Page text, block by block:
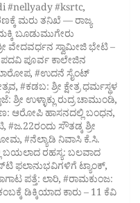
#nellyady #ksrtc,
ಮರು ತನಿಖೆ — ರಾಜ್ಯ
ಬೂಡುಮುಗೇರು
ವೇದವರ್ಧನ ಸ್ವಾಮೀಜಿ ಭೇಟಿ –
ಪೂರ್ವ ಕಾಲೇಜಿನ
,#ಉದನೆ ಸೈಂಟ್
,#ಕಡಬ: ಶ್ರೀ ಕ್ಷೇತ್ರ ಧರ್ಮಸ್ಥಳ
ಶ್ರೀ ಉಳ್ಳಾಕ್ಲು ರುದ್ರ ಚಾಮುಂಡಿ,
ಆರೋಪಿ ಹಾಸನದಲ್ಲಿ ಬಂಧನ,
,#ಜ.22ರಂದು ಸೌತಡ್ಕ ಶ್ರೀ
,#ನೆಲ್ಯಾಡಿ ನಿವಾಸಿ ಕೆ.ಸಿ.
ಬಯಲಾದ ರಹಸ್ಯ: ಬಲವಾದ
ಫಲಾನುಭವಿಗಳಿಗೆ ಟ್ಯಾಂಕ್,
ಪತ್ತೆ: ಲಾರಿ,#ರಾಮಕುಂಜ:
ಡಿಕ್ಕಿಯಾದ ಕಾರು – 11 ಕೆವಿ